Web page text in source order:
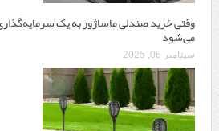
وقتی خرید صندلی ماساژور به یک
می‌شود
سپتامبر 06, 2025